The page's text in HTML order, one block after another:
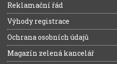
Reklamační řád
Výhody registrace
Ochrana osobních údajů
Magazín zelená kancelář